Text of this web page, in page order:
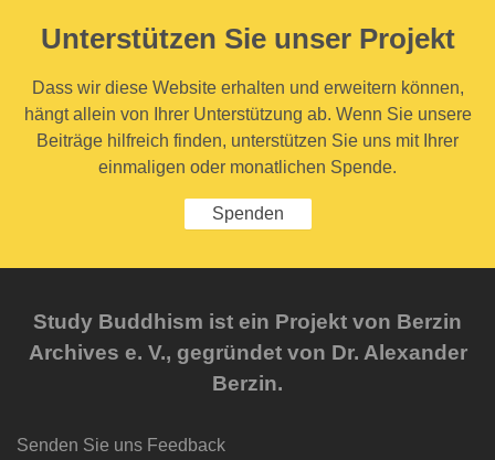
Unterstützen Sie unser Projekt
Dass wir diese Website erhalten und erweitern können,
hängt allein von Ihrer Unterstützung ab. Wenn Sie unsere
Beiträge hilfreich finden, unterstützen Sie uns mit Ihrer
einmaligen oder monatlichen Spende.
Spenden
Study Buddhism ist ein Projekt von Berzin
Archives e. V., gegründet von Dr. Alexander
Berzin.
Senden Sie uns Feedback